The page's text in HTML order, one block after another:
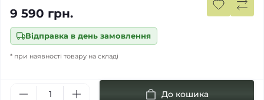
Відправка в день замовлення
* при наявності товару на складі
9 590 грн.
До кошика